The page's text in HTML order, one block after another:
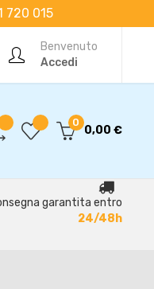
720 015
Benvenuto
Accedi
0
0,00 €
garantita entro
24/48h